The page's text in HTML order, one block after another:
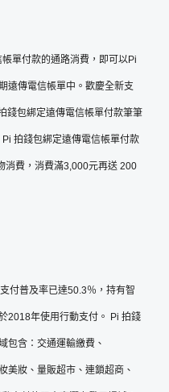
單付款的通路消費，即可以Pi
遠傳電信帳單中。歡慶全新支
錢包綁定遠傳電信帳單付款筆筆
拍錢包綁定遠傳電信帳單付款
消費，消費滿3,000元再送 200
付普及率已達50.3％，持有智
2018年使用行動支付。 Pi 拍錢
包含：交通運輸繳費、
美妝、量販超市、連鎖超商、